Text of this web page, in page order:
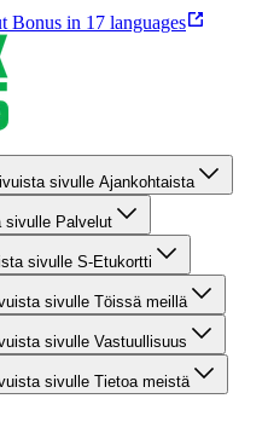
Bonus in 17 languages
sivulle Ajankohtaista
sivulle Palvelut
sivulle S-Etukortti
sivulle Töissä meillä
sivulle Vastuullisuus
sivulle Tietoa meistä